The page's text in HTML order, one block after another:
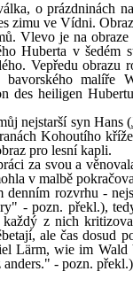
o prázdninách
zimu ve Vídni.
Vlevo je na
Huberta v šedém
Vepředu obrazu
malíře
des heiligen
nejstarší syn Hans (
Kohoutího
pro lesní kapli.
za svou a
v malbě
rozvrhu -
- pozn. překl.),
z nich
ale čas dosud
Lärm, wie im Wald
- pozn.